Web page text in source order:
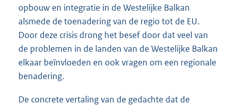
opbouw en integratie in de Westelijke Balkan
alsmede de toenadering van de regio tot de EU.
Door deze crisis drong het besef door dat veel van
de problemen in de landen van de Westelijke Balkan
elkaar beïnvloeden en ook vragen om een regionale
benadering.
De concrete vertaling van de gedachte dat de